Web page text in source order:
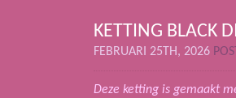
KETTING BLACK
FEBRUARI 25TH, 2026
Deze ketting is gemaakt